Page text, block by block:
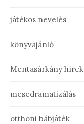
játékos nevelés
könyvajánló
Mentasárkány hírek
mesedramatizálás
otthoni bábjáték